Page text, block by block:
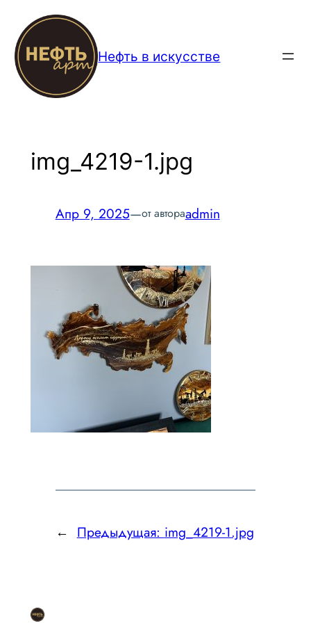
Перейти
содержимому
Нефть в искусстве
img_4219-1.jpg
Апр 9, 2025—от автораadmin
← Предыдущая: img_4219-1.jpg